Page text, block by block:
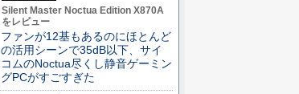
Silent Master Noctua Edition X870A
をレビュー
ファンが12基もあるのにほとんど
の活用シーンで35dB以下、サイ
コムのNoctua尽くし静音ゲーミン
グPCがすごすぎた